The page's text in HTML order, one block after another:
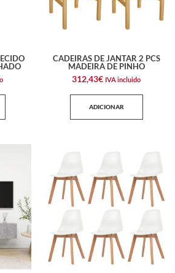
CADEIRAS DE JANTAR 2 PCS
MADEIRA DE PINHO
312,43€ IVA incluido
ADICIONAR